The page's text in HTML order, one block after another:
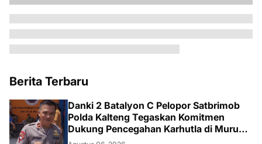
Berita Terbaru
Danki 2 Batalyon C Pelopor Satbrimob
Polda Kalteng Tegaskan Komitmen
Dukung Pencegahan Karhutla di Murung
Raya